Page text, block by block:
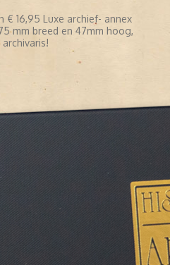
€ 16,95 Luxe archief- annex
mm breed en 47mm hoog,